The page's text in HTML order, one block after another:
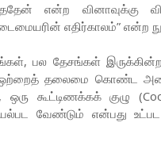
என்ற வினாவுக்கு
எதிர்காலம்” என்ற
பல தேசங்கள்
தலைமை கொண்ட
கூட்டிணக்கக் குழு
வேண்டும் என்பது உட்பட